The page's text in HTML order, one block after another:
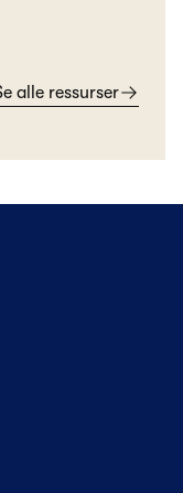
alle ressurser